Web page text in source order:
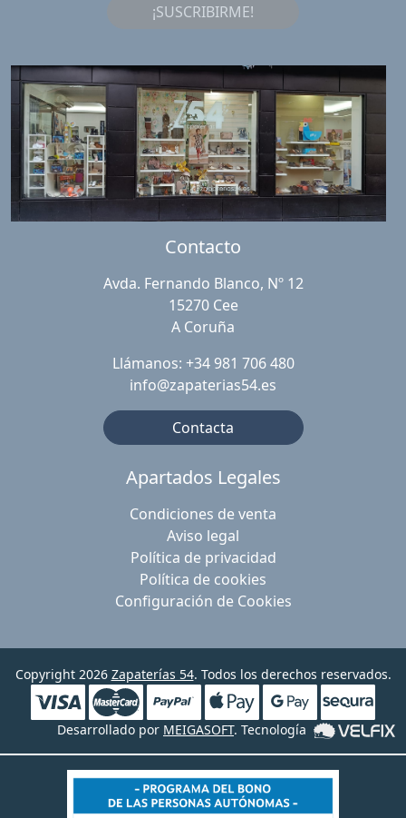
¡SUSCRIBIRME!
Contacto
Avda. Fernando Blanco, Nº 12
15270 Cee
A Coruña
Llámanos: +34 981 706 480
info@zapaterias54.es
Contacta
Apartados Legales
Condiciones de venta
Aviso legal
Política de privacidad
Política de cookies
Configuración de Cookies
Copyright 2026 Zapaterías 54. Todos los derechos reservados.
Desarrollado por MEIGASOFT. Tecnología